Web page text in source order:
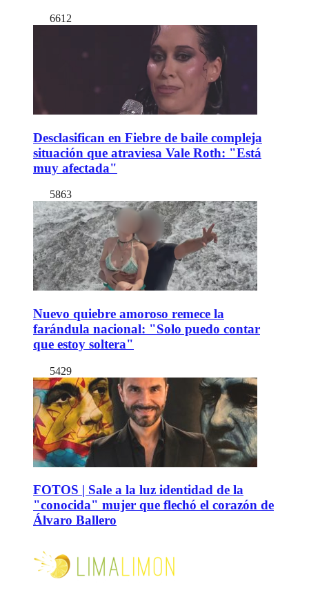
6612
Desclasifican en Fiebre de baile compleja
situación que atraviesa Vale Roth: "Está
muy afectada"
5863
Nuevo quiebre amoroso remece la
farándula nacional: "Solo puedo contar
que estoy soltera"
5429
FOTOS | Sale a la luz identidad de la
"conocida" mujer que flechó el corazón de
Álvaro Ballero